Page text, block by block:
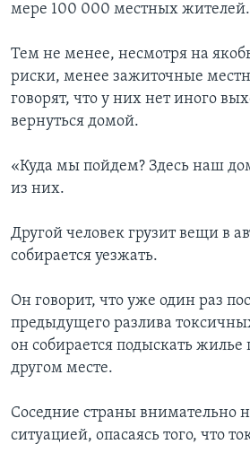
мере 100 000 местных жителей.
Тем не менее, несмотря на
риски, менее зажиточные
говорят, что у них нет иного
вернуться домой.
«Куда мы пойдем? Здесь наш
из них.
Другой человек грузит вещи в
собирается уезжать.
Он говорит, что уже один раз
предыдущего разлива
он собирается подыскать жилье
другом месте.
Соседние страны внимательно
ситуацией, опасаясь того, что